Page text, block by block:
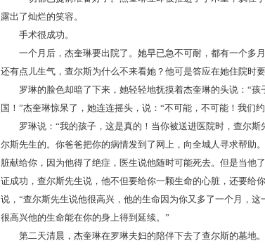
露出了灿烂的笑容。
手术很成功。
一个月后，杰奎琳要出院了。她早已急不可耐，都有一个多
还有点儿生气，查尔斯为什么不来看她？他可是答应在她住院时要
罗琳的脸色却暗了下来，她轻轻地抚摸着杰奎琳的头说：“
国！”杰奎琳惊呆了，她连连摇头，说：“不可能，不可能！我们
罗琳说：“我的孩子，这是真的！当你被送进医院时，查尔
尔斯先生的。你爸爸把你的病情发到了网上，向全城人寻求帮助
脏献给你，因为他得了绝症，医生说他随时可能死去。但是当他
证成功，查尔斯先生说，他不但要给你一颗生命的心脏，还要给
说，“查尔斯先生说他很高兴，他的生命因为你又多了一个月，
很高兴他的生命能在你的身上得到延续。”
第二天清晨，杰奎琳在罗琳夫妇的陪伴下去了查尔斯的墓地